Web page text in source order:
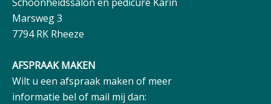
Marsweg 3
7794 RK Rheeze
AFSPRAAK MAKEN
Wilt u een afspraak maken of meer
informatie bel of mail mij dan: